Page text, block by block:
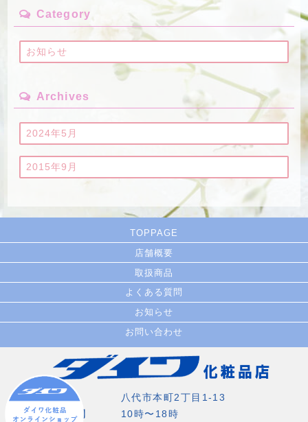
Category
お知らせ
Archives
2024年5月
2015年9月
TOPPAGE
店舗概要
取扱商品
よくある質問
お知らせ
お問い合わせ
住所
八代市本町2丁目1-13
営業時間
10時〜18時